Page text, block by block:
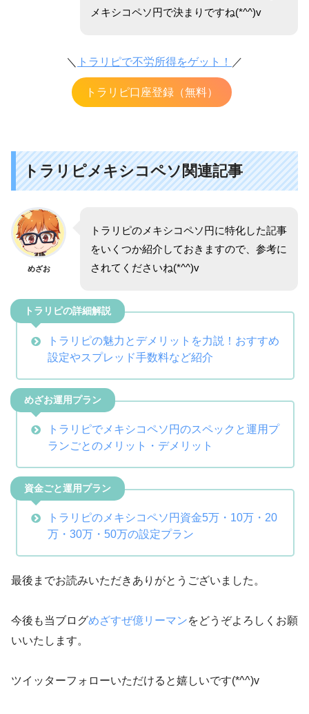
メキシコペソ円で決まりですね(*^^)v
＼ トラリピで不労所得をゲット！ ／
トラリピ口座登録（無料）
トラリピメキシコペソ関連記事
めざお
トラリピのメキシコペソ円に特化した記事
をいくつか紹介しておきますので、参考に
されてくださいね(*^^)v
トラリピの詳細解説
トラリピの魅力とデメリットを力説！おすすめ
設定やスプレッド手数料など紹介
めざお運用プラン
トラリピでメキシコペソ円のスペックと運用プ
ランごとのメリット・デメリット
資金ごと運用プラン
トラリピのメキシコペソ円資金5万・10万・20
万・30万・50万の設定プラン
最後までお読みいただきありがとうございました。
今後も当ブログめざすぜ億リーマンをどうぞよろしくお願
いいたします。
ツイッターフォローいただけると嬉しいです(*^^)v